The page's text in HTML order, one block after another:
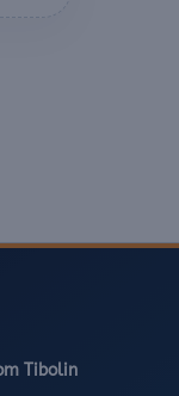
Tibolin